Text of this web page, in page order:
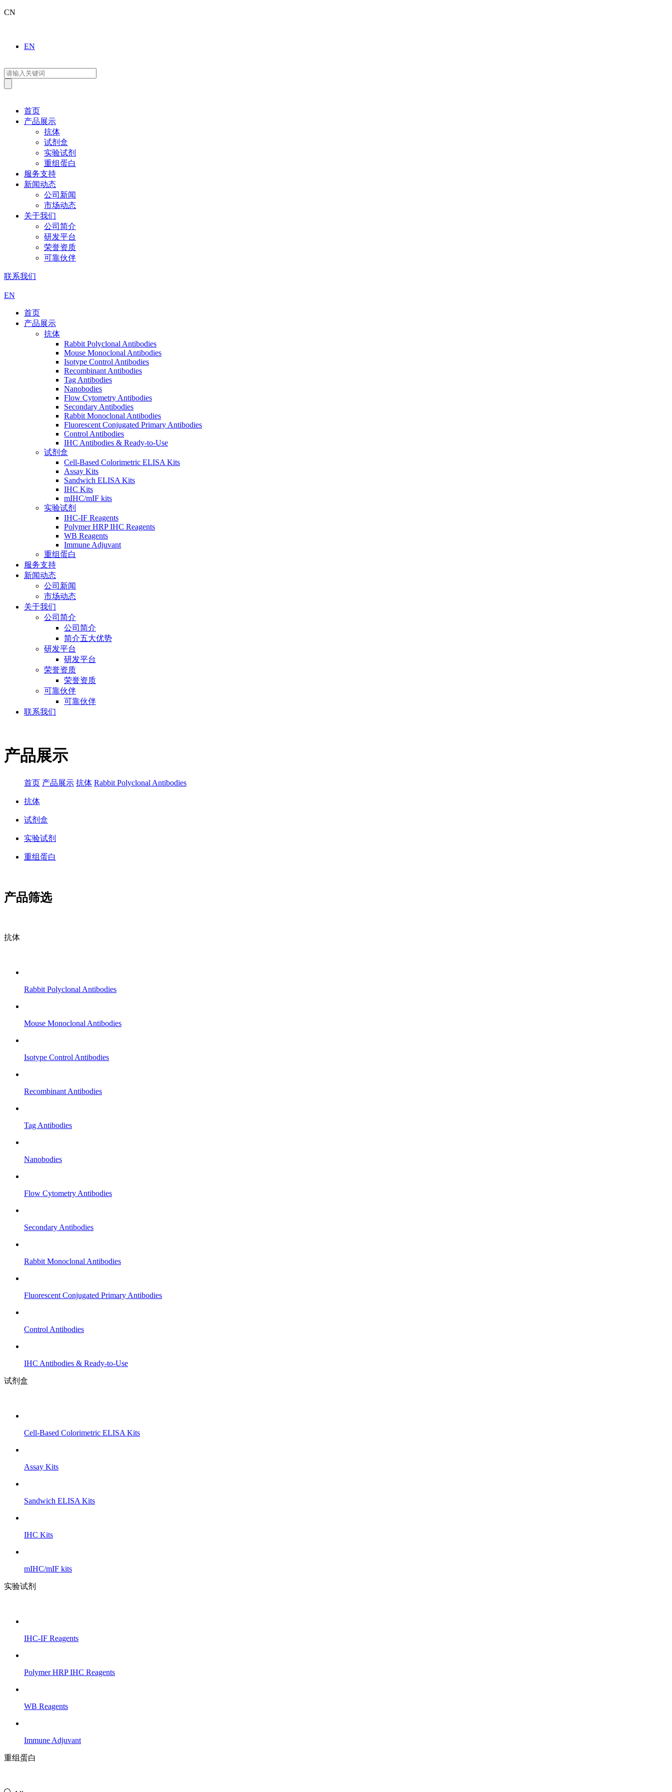
CN
EN
首页
产品展示
抗体
试剂盒
实验试剂
重组蛋白
服务支持
新闻动态
公司新闻
市场动态
关于我们
公司简介
研发平台
荣誉资质
可靠伙伴
联系我们
EN
首页
产品展示
抗体
Rabbit Polyclonal Antibodies
Mouse Monoclonal Antibodies
Isotype Control Antibodies
Recombinant Antibodies
Tag Antibodies
Nanobodies
Flow Cytometry Antibodies
Secondary Antibodies
Rabbit Monoclonal Antibodies
Fluorescent Conjugated Primary Antibodies
Control Antibodies
IHC Antibodies & Ready-to-Use
试剂盒
Cell-Based Colorimetric ELISA Kits
Assay Kits
Sandwich ELISA Kits
IHC Kits
mIHC/mIF kits
实验试剂
IHC-IF Reagents
Polymer HRP IHC Reagents
WB Reagents
Immune Adjuvant
重组蛋白
服务支持
新闻动态
公司新闻
市场动态
关于我们
公司简介
公司简介
简介五大优势
研发平台
研发平台
荣誉资质
荣誉资质
可靠伙伴
可靠伙伴
联系我们
产品展示
首页 产品展示 抗体 Rabbit Polyclonal Antibodies
抗体
试剂盒
实验试剂
重组蛋白
产品筛选
抗体
Rabbit Polyclonal Antibodies
Mouse Monoclonal Antibodies
Isotype Control Antibodies
Recombinant Antibodies
Tag Antibodies
Nanobodies
Flow Cytometry Antibodies
Secondary Antibodies
Rabbit Monoclonal Antibodies
Fluorescent Conjugated Primary Antibodies
Control Antibodies
IHC Antibodies & Ready-to-Use
试剂盒
Cell-Based Colorimetric ELISA Kits
Assay Kits
Sandwich ELISA Kits
IHC Kits
mIHC/mIF kits
实验试剂
IHC-IF Reagents
Polymer HRP IHC Reagents
WB Reagents
Immune Adjuvant
重组蛋白